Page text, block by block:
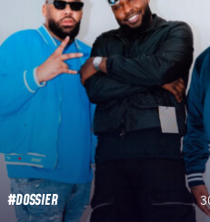
#DOSSIER